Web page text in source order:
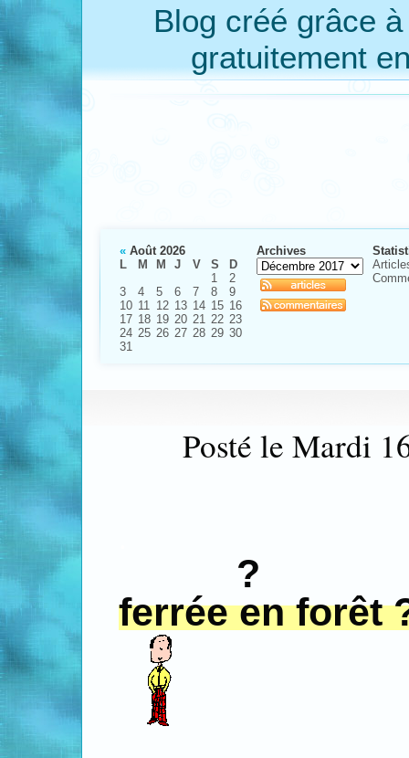
Blog créé grâce
gratuitement
« Août 2026
L
M M J V S
D
1
2
3
4 5 6 7 8
9
10 11 12 13 14 15 16
17 18 19 20 21 22 23
24 25 26 27 28 29 30
31
Archives
Posté le Mardi
?
ferrée en forêt